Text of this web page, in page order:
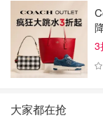
3
大家都在抢